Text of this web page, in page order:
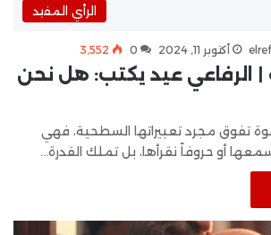
الرأي المفيد
أكتوبر 11, 2024 0 3٬552
| الرفاعي عيد يكتب: هل نحن
تفوق مجرد تعبيراتها السطحية، فهي
أو حروفاً نقرأها، بل تملك القدرة…